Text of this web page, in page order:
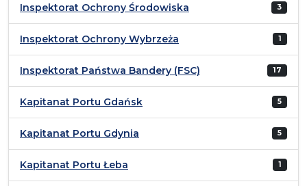
Inspektorat Ochrony Środowiska 3
Inspektorat Ochrony Wybrzeża 1
Inspektorat Państwa Bandery (FSC) 17
Kapitanat Portu Gdańsk 5
Kapitanat Portu Gdynia 5
Kapitanat Portu Łeba 1